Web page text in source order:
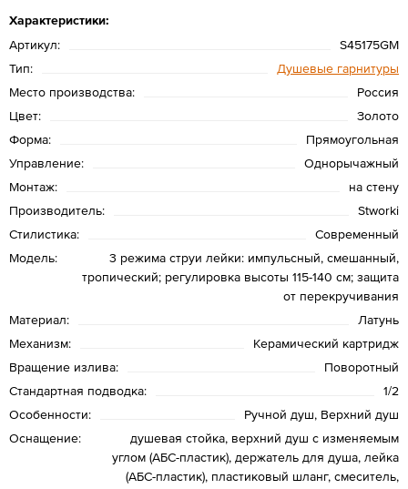
Характеристики:
Артикул:
S45175GM
Тип:
Душевые гарнитуры
Место производства:
Россия
Цвет:
Золото
Форма:
Прямоугольная
Управление:
Однорычажный
Монтаж:
на стену
Производитель:
Stworki
Стилистика:
Современный
Модель:
3 режима струи лейки: импульсный, смешанный,
тропический; регулировка высоты 115-140 см; защита
от перекручивания
Материал:
Латунь
Механизм:
Керамический картридж
Вращение излива:
Поворотный
Стандартная подводка:
1/2
Особенности:
Ручной душ, Верхний душ
Оснащение:
душевая стойка, верхний душ с изменяемым
углом (АБС-пластик), держатель для душа, лейка
(АБС-пластик), пластиковый шланг, смеситель,